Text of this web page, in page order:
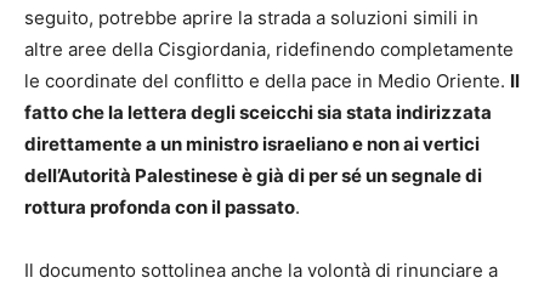
seguito, potrebbe aprire la strada a soluzioni simili in
altre aree della Cisgiordania, ridefinendo completamente
le coordinate del conflitto e della pace in Medio Oriente. Il
fatto che la lettera degli sceicchi sia stata indirizzata
direttamente a un ministro israeliano e non ai vertici
dell’Autorità Palestinese è già di per sé un segnale di
rottura profonda con il passato.
Il documento sottolinea anche la volontà di rinunciare a